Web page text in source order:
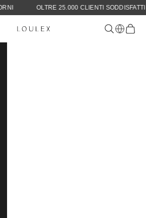
30 GIORNI OLTRE 25.000 CLIENTI
LOULEX
SearchCart